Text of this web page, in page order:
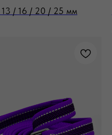
/ 16 / 20 / 25 мм